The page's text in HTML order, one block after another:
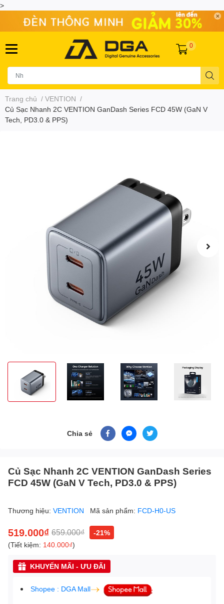
>
0
Trang chủ / VENTION /
Củ Sạc Nhanh 2C VENTION GanDash Series FCD 45W (GaN V
Tech, PD3.0 & PPS)
Chia sẻ
Củ Sạc Nhanh 2C VENTION GanDash Series
FCD 45W (GaN V Tech, PD3.0 & PPS)
Thương hiệu: VENTION Mã sản phẩm: FCD-H0-US
519.000₫ 659.000₫
-21%
(Tiết kiệm: 140.000₫)
KHUYẾN MÃI - ƯU ĐÃI
Shopee : DGA Mall